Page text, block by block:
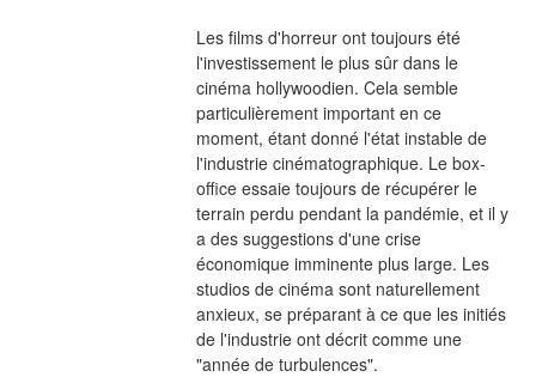
Les films d'horreur ont toujours été
l'investissement le plus sûr dans le
cinéma hollywoodien. Cela semble
particulièrement important en ce
moment, étant donné l'état instable de
l'industrie cinématographique. Le box-
office essaie toujours de récupérer le
terrain perdu pendant la pandémie, et il y
a des suggestions d'une crise
économique imminente plus large. Les
studios de cinéma sont naturellement
anxieux, se préparant à ce que les initiés
de l'industrie ont décrit comme une
"année de turbulences".